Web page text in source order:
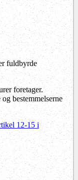
fuldbyrde
foretager.
bestemmelserne
12-15 i